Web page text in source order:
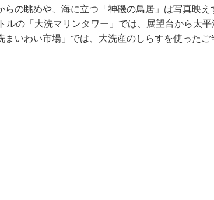
らの眺めや、海に立つ「神磯の鳥居」は写真映え
ルの「大洗マリンタワー」では、展望台から太
まいわい市場」では、大洗産のしらすを使った